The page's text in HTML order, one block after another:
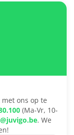
met ons op te
(Ma-Vr, 10-
. We